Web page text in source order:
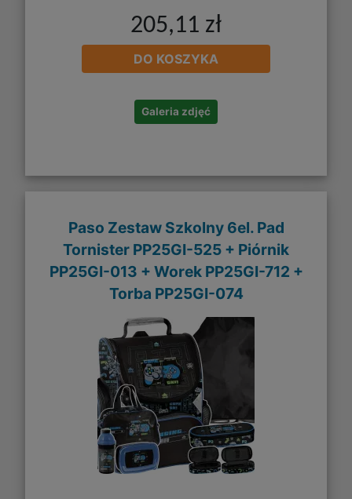
205,11 zł
DO KOSZYKA
Galeria zdjęć
Paso Zestaw Szkolny 6el. Pad
Tornister PP25GI-525 + Piórnik
PP25GI-013 + Worek PP25GI-712 +
Torba PP25GI-074